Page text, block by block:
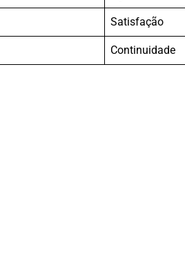
Satisfação
Continuidade